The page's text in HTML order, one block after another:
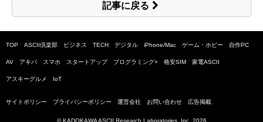
記事に戻る
TOP ASCII倶楽部 ビジネス TECH デジタル iPhone/Mac ゲーム・ホビー 自作PC
AV アキバ スマホ スタートアップ プログラミング+ 格安SIM 家電ASCII
アスキーグルメ IoT
サイトポリシー プライバシーポリシー 運営会社 お問い合わせ 広告掲載
© KADOKAWA ASCII Research Laboratories, Inc. 2026